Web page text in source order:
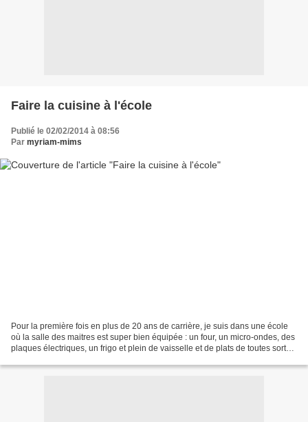
Faire la cuisine à l'école
Publié le 02/02/2014 à 08:56
Par myriam-mims
Pour la première fois en plus de 20 ans de carrière, je suis dans une école
où la salle des maitres est super bien équipée : un four, un micro-ondes, des
plaques électriques, un frigo et plein de vaisselle et de plats de toutes sortes.